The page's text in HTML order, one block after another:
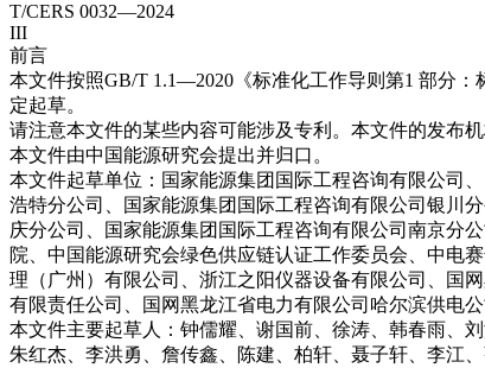
T/CERS 0032—2024
III
前言
本文件按照GB/T 1.1—2020《标准化工作导则第1 部分
定起草。
请注意本文件的某些内容可能涉及专利。本文件的发布
本文件由中国能源研究会提出并归口。
本文件起草单位：国家能源集团国际工程咨询有限公司
浩特分公司、国家能源集团国际工程咨询有限公司银川
庆分公司、国家能源集团国际工程咨询有限公司南京分
院、中国能源研究会绿色供应链认证工作委员会、中电
理（广州）有限公司、浙江之阳仪器设备有限公司、国
有限责任公司、国网黑龙江省电力有限公司哈尔滨供电
本文件主要起草人：钟儒耀、谢国前、徐涛、韩春雨、
朱红杰、李洪勇、詹传鑫、陈建、柏轩、聂子轩、李江